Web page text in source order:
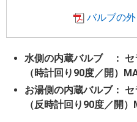
バルブの
水側の内蔵バルブ： セ
（時計回り90度／開）
お湯側の内蔵バルブ：
（反時計回り90度／開